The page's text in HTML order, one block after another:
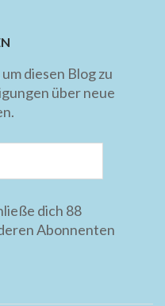
diesen Blog zu
über neue
dich 88
Abonnenten